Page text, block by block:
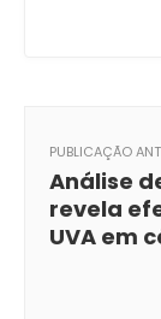
PUBLICAÇÃO
Análise
revela
UVA em